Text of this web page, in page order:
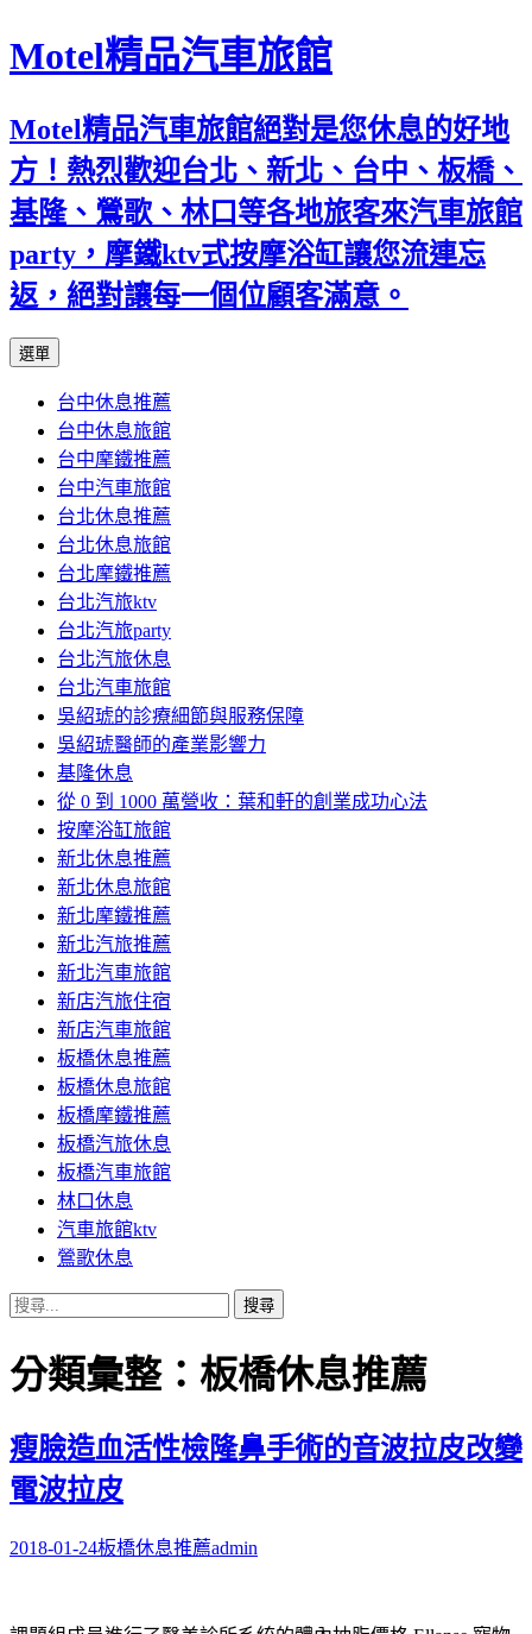
Motel精品汽車旅館
Motel精品汽車旅館絕對是您休息的好地
方！熱烈歡迎台北、新北、台中、板橋、
基隆、鶯歌、林口等各地旅客來汽車旅館
party，摩鐵ktv式按摩浴缸讓您流連忘
返，絕對讓每一個位顧客滿意。
選單
內
容
台中休息推薦
台中休息旅館
台中摩鐵推薦
台中汽車旅館
台北休息推薦
台北休息旅館
台北摩鐵推薦
台北汽旅ktv
台北汽旅party
台北汽旅休息
台北汽車旅館
吳紹琥的診療細節與服務保障
吳紹琥醫師的產業影響力
基隆休息
從 0 到 1000 萬營收：葉和軒的創業成功心法
按摩浴缸旅館
新北休息推薦
新北休息旅館
新北摩鐵推薦
新北汽旅推薦
新北汽車旅館
新店汽旅住宿
新店汽車旅館
板橋休息推薦
板橋休息旅館
板橋摩鐵推薦
板橋汽旅休息
板橋汽車旅館
林口休息
汽車旅館ktv
鶯歌休息
搜
關
鍵
分類彙整：板橋休息推薦
瘦臉造血活性檢隆鼻手術的音波拉皮改變
電波拉皮
2018-01-24板橋休息推薦admin